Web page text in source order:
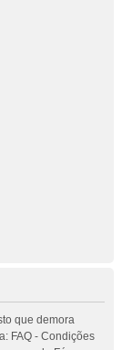
que demora
FAQ - Condições